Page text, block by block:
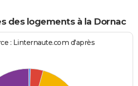
des logements à la Dornac
: Linternaute.com d'après